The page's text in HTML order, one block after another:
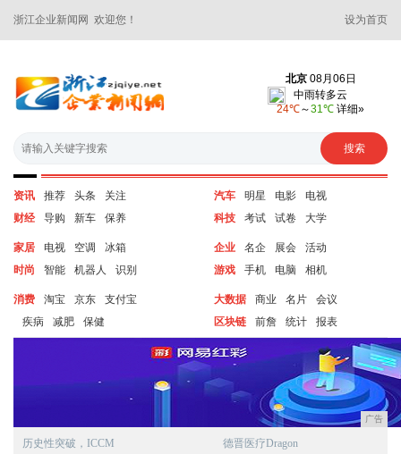
浙江企业新闻网 欢迎您！ 设为首页
资讯 推荐 头条
关注
财经
导购 新车 保养
汽车 明星 电影
电视
科技
考试 试卷 大学
家居 电视 空调
冰箱
时尚
智能 机器人 识别
企业 名企 展会
活动
游戏
手机 电脑 相机
消费 淘宝 京东
支付宝
疾病
减肥 保健
大数据 商业 名片
会议
区块链
前詹 统计 报表
广告
历史性突破，ICCM
德晋医疗Dragon